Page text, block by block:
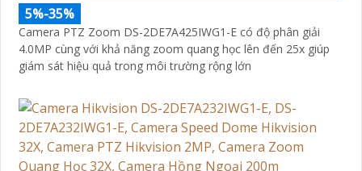
5%-35%
Camera PTZ Zoom DS-2DE7A425IWG1-E có độ phân giải
4.0MP cùng với khả năng zoom quang học lên đến 25x giúp
giám sát hiệu quả trong môi trường rộng lớn